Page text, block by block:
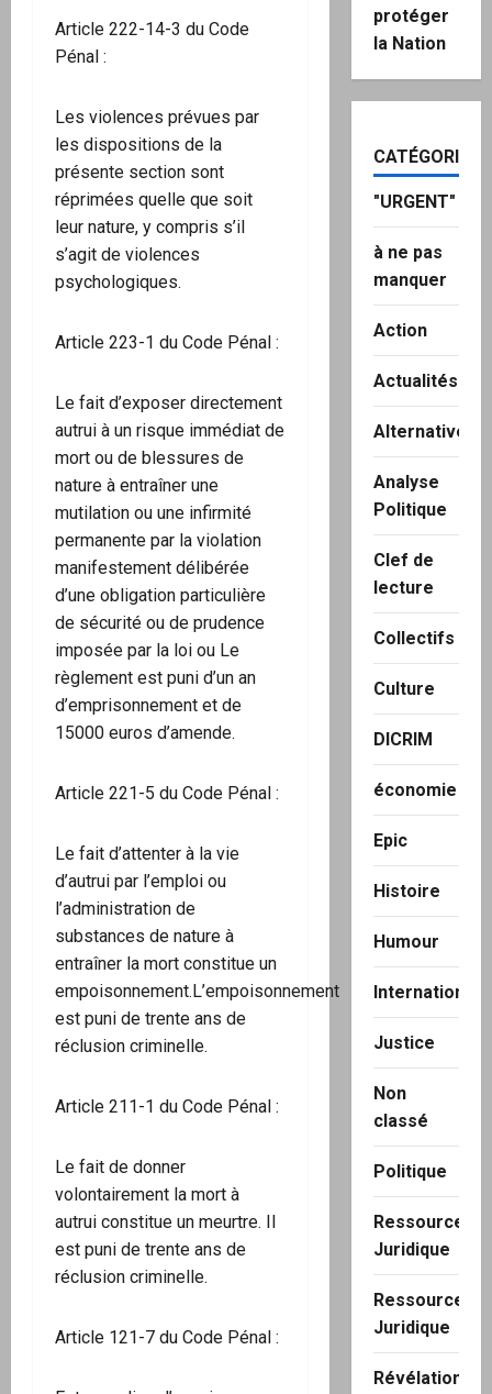
Article 222-14-3 du Code
Pénal :
Les violences prévues par
les dispositions de la
présente section sont
réprimées quelle que soit
leur nature, y compris s’il
s’agit de violences
psychologiques.
Article 223-1 du Code Pénal :
Le fait d’exposer directement
autrui à un risque immédiat de
mort ou de blessures de
nature à entraîner une
mutilation ou une infirmité
permanente par la violation
manifestement délibérée
d’une obligation particulière
de sécurité ou de prudence
imposée par la loi ou Le
règlement est puni d’un an
d’emprisonnement et de
15000 euros d’amende.
Article 221-5 du Code Pénal :
Le fait d’attenter à la vie
d’autrui par l’emploi ou
l’administration de
substances de nature à
entraîner la mort constitue un
empoisonnement.L’empoisonnement
est puni de trente ans de
réclusion criminelle.
Article 211-1 du Code Pénal :
Le fait de donner
volontairement la mort à
autrui constitue un meurtre. Il
est puni de trente ans de
réclusion criminelle.
Article 121-7 du Code Pénal :
protéger
la Nation
CATÉGORIES
"URGENT"
à ne pas
manquer
Action
Actualités
Alternatives
Analyse
Politique
Clef de
lecture
Collectifs
Culture
DICRIM
économie
Epic
Histoire
Humour
International
Justice
Non
classé
Politique
Ressource
Juridique
Ressource
Juridique
Révélation